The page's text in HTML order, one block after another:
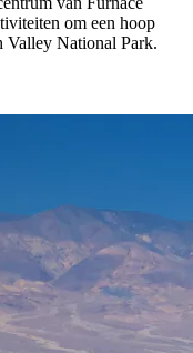
om een hoop
Valley National Park.